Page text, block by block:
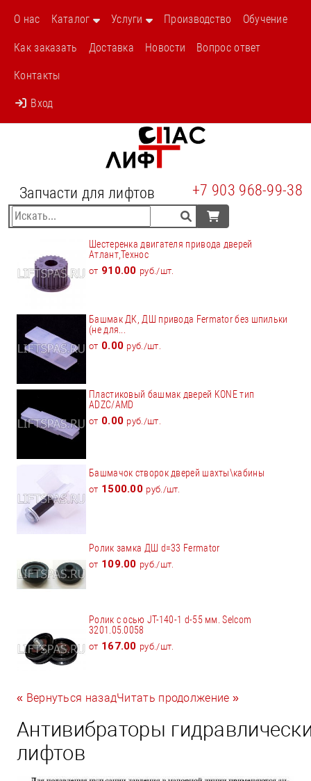
О нас Каталог Услуги Производство Обучение
Как заказать Доставка Новости Вопрос ответ
Контакты
Вход
Запчасти для лифтов +7 903 968-99-38
Шестеренка двигателя привода дверей
Атлант,Технос
от 910.00 руб./шт.
Башмак ДК, ДШ привода Fermator без шпильки
(не для...
от 0.00 руб./шт.
Пластиковый башмак дверей KONE тип
ADZC/AMD
от 0.00 руб./шт.
Башмачок створок дверей шахты\кабины
от 1500.00 руб./шт.
Ролик замка ДШ d=33 Fermator
от 109.00 руб./шт.
Ролик с осью JT-140-1 d-55 мм. Selcom
3201.05.0058
от 167.00 руб./шт.
« Вернуться назадЧитать продолжение »
Антивибраторы
лифтов